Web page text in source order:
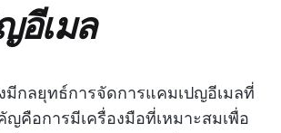
อีเมล
กลยุทธ์การจัดการแคมเปญอีเมลที่
คือการมีเครื่องมือที่เหมาะสมเพื่อ